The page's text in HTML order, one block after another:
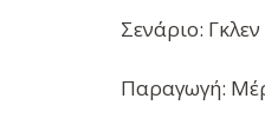
Σενάριο:
Παραγωγή: